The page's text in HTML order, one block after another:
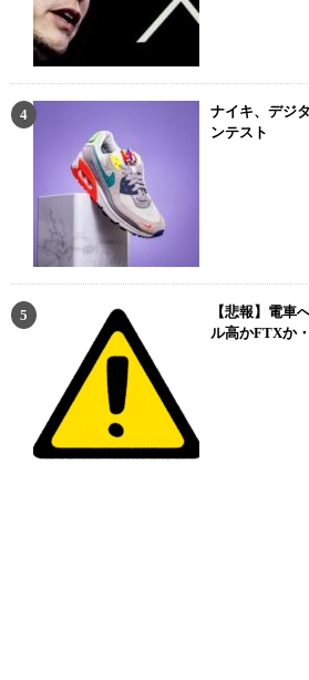
ナイキ、デジ
ンテスト
【悲報】電車
ル高かFTXか